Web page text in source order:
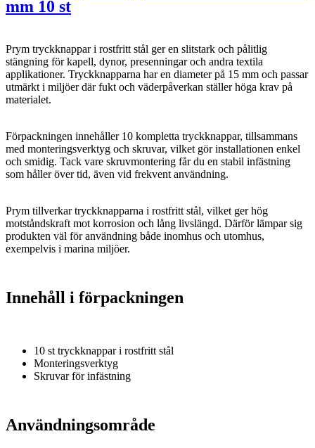
Prym tryckknappar i rostfritt stål ger en slitstark och pålitlig
stängning för kapell, dynor, presenningar och andra textila
applikationer. Tryckknapparna har en diameter på 15 mm och passar
utmärkt i miljöer där fukt och väderpåverkan ställer höga krav på
materialet.
Förpackningen innehåller 10 kompletta tryckknappar, tillsammans
med monteringsverktyg och skruvar, vilket gör installationen enkel
och smidig. Tack vare skruvmontering får du en stabil infästning
som håller över tid, även vid frekvent användning.
Prym tillverkar tryckknapparna i rostfritt stål, vilket ger hög
motståndskraft mot korrosion och lång livslängd. Därför lämpar sig
produkten väl för användning både inomhus och utomhus,
exempelvis i marina miljöer.
Innehåll i förpackningen
10 st tryckknappar i rostfritt stål
Monteringsverktyg
Skruvar för infästning
Användningsområde